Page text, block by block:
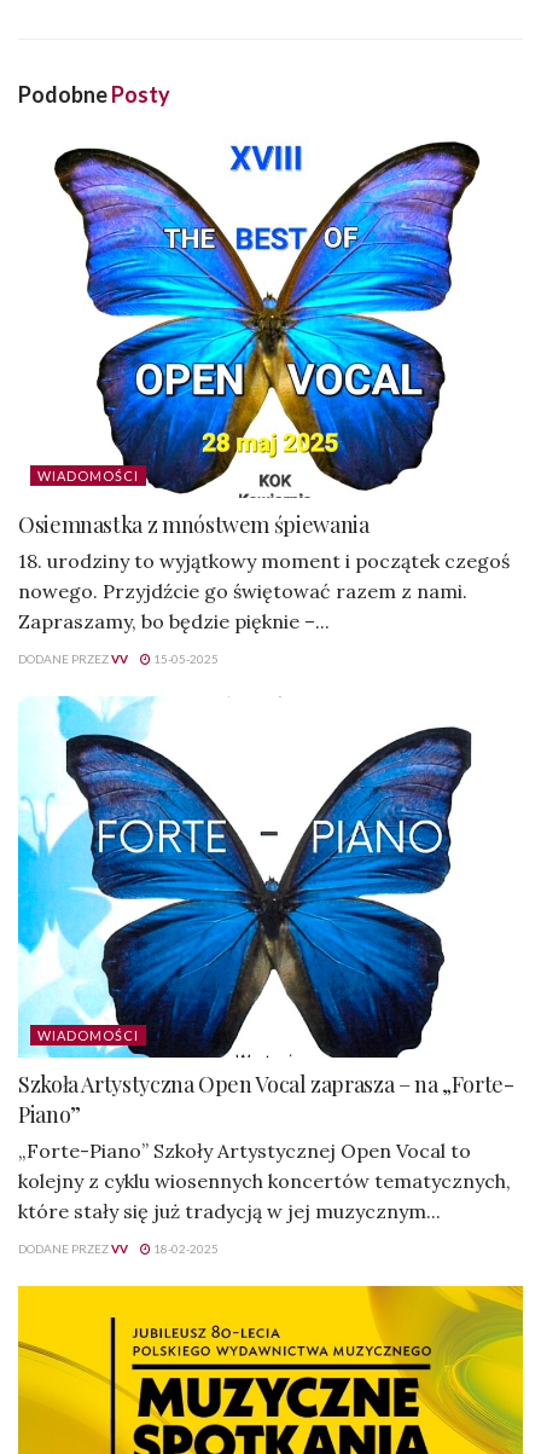
PodobnePosty
WIADOMOŚCI
Osiemnastka z mnóstwem śpiewania
18. urodziny to wyjątkowy moment i początek czegoś
nowego. Przyjdźcie go świętować razem z nami.
Zapraszamy, bo będzie pięknie –...
DODANE PRZEZVV 15-05-2025
WIADOMOŚCI
Szkoła Artystyczna Open Vocal zaprasza – na „Forte-
Piano”
„Forte-Piano” Szkoły Artystycznej Open Vocal to
kolejny z cyklu wiosennych koncertów tematycznych,
które stały się już tradycją w jej muzycznym...
DODANE PRZEZVV 18-02-2025